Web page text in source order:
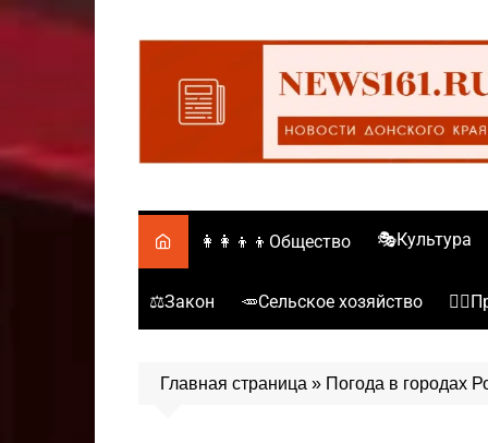
Перейти
👩‍👩‍👦‍👦Общество 🎭Культура
⚖️Закон 🥕Сельское хозяйство
Главная страница » Погода в городах